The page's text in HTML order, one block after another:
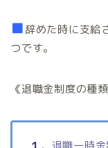
■辞めた時に支給
つです。
《退職金制度の種類